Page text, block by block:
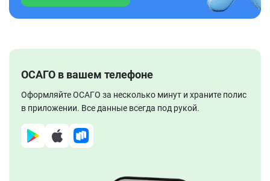
ОСАГО в вашем телефоне
Оформляйте ОСАГО за несколько минут и храните полис
в приложении. Все данные всегда под рукой.